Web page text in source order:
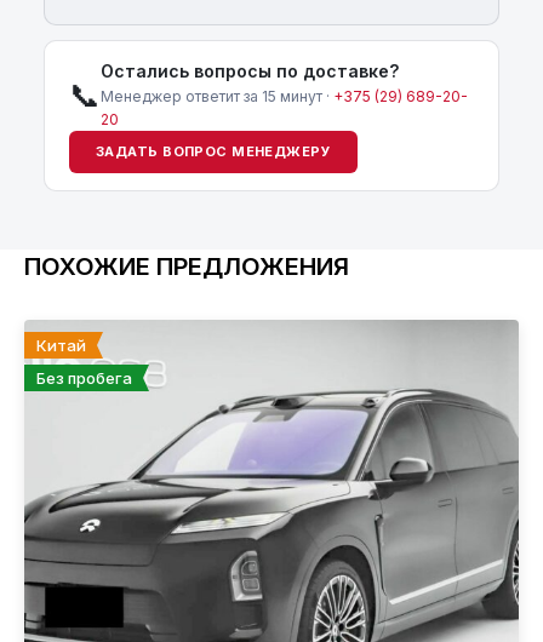
📞
Остались вопросы по доставке?
Менеджер ответит за 15 минут · +375 (29) 689-20-
20
ЗАДАТЬ ВОПРОС МЕНЕДЖЕРУ
ПОХОЖИЕ ПРЕДЛОЖЕНИЯ
Китай
Без пробега